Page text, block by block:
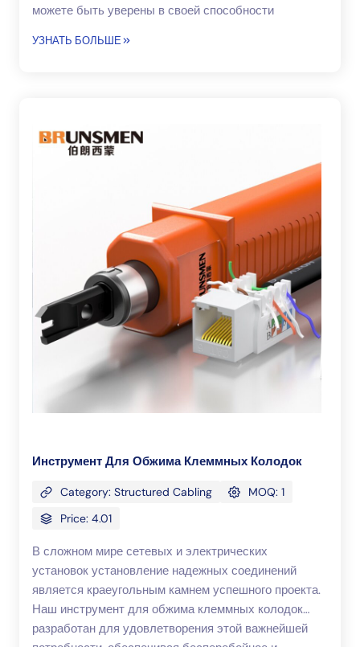
можете быть уверены в своей способности
соединения.
УЗНАТЬ БОЛЬШЕ
Инструмент Для Обжима Клеммных Колодок
Category: Structured Cabling
MOQ: 1
Price: 4.01
В сложном мире сетевых и электрических
установок установление надежных соединений
является краеугольным камнем успешного проекта.
Наш инструмент для обжима клеммных колодок
разработан для удовлетворения этой важнейшей